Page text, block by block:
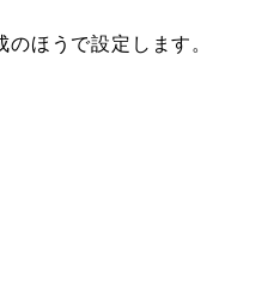
ほうで設定します。